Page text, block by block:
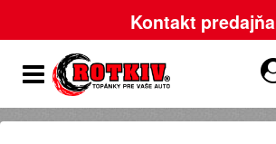
Kontakt predajňa